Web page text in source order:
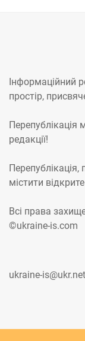
Інформаційний
простір,
Перепублікація
редакції!
Перепублікація,
містити
Всі права
©ukraine-is.com
ukraine-is@ukr.net